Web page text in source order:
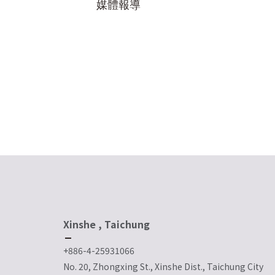
媒體報導
Xinshe , Taichung
+886-4-25931066
No. 20, Zhongxing St., Xinshe Dist., Taichung City